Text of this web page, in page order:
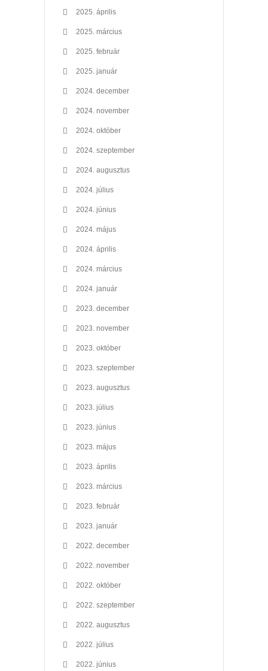
2025. április
2025. március
2025. február
2025. január
2024. december
2024. november
2024. október
2024. szeptember
2024. augusztus
2024. július
2024. június
2024. május
2024. április
2024. március
2024. január
2023. december
2023. november
2023. október
2023. szeptember
2023. augusztus
2023. július
2023. június
2023. május
2023. április
2023. március
2023. február
2023. január
2022. december
2022. november
2022. október
2022. szeptember
2022. augusztus
2022. július
2022. június